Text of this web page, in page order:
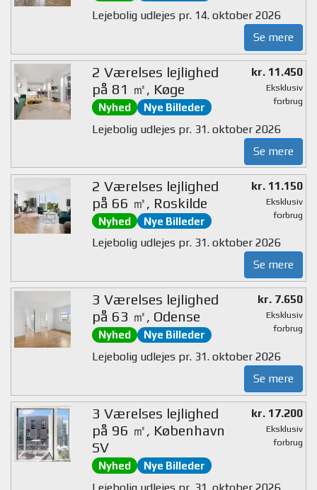
Lejebolig udlejes pr. 14. oktober 2026
Se mere
2 Værelses lejlighed
på 81 ㎡, Køge
Nyhed Nye Billeder
kr. 11.450
Eksklusiv
forbrug
Lejebolig udlejes pr. 31. oktober 2026
Se mere
2 Værelses lejlighed
på 66 ㎡, Roskilde
Nyhed Nye Billeder
kr. 11.150
Eksklusiv
forbrug
Lejebolig udlejes pr. 31. oktober 2026
Se mere
3 Værelses lejlighed
på 63 ㎡, Odense
Nyhed Nye Billeder
kr. 7.650
Eksklusiv
forbrug
Lejebolig udlejes pr. 31. oktober 2026
Se mere
3 Værelses lejlighed
på 96 ㎡, København
SV
Nyhed Nye Billeder
kr. 17.200
Eksklusiv
forbrug